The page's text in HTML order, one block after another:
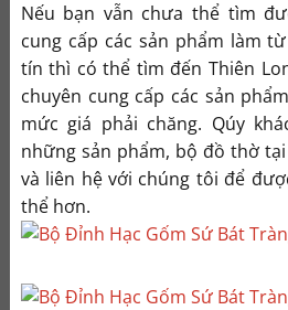
Nếu bạn vẫn chưa thể tìm
cung cấp các sản phẩm làm
tín thì có thể tìm đến Thiên
chuyên cung cấp các sản
mức giá phải chăng. Qúy
những sản phẩm, bộ đồ thờ
và liên hệ với chúng tôi để
thể hơn.